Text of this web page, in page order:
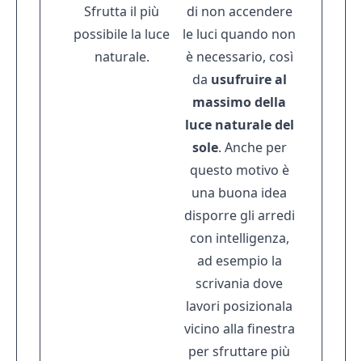
Sfrutta il più
possibile la luce
naturale.
di non accendere
le luci quando non
è necessario, così
da usufruire al
massimo della
luce naturale del
sole. Anche per
questo motivo è
una buona idea
disporre gli arredi
con intelligenza,
ad esempio la
scrivania dove
lavori posizionala
vicino alla finestra
per sfruttare più